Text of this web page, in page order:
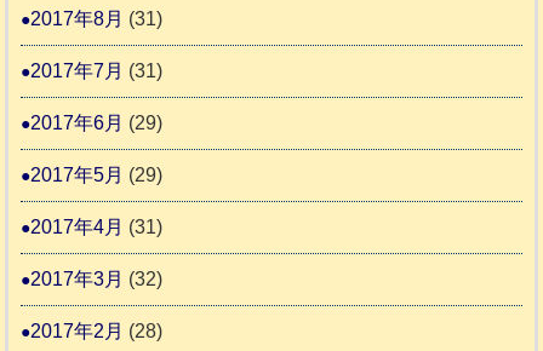
2017年8月 (31)
2017年7月 (31)
2017年6月 (29)
2017年5月 (29)
2017年4月 (31)
2017年3月 (32)
2017年2月 (28)